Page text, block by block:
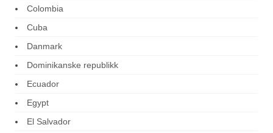
Colombia
Cuba
Danmark
Dominikanske republikk
Ecuador
Egypt
El Salvador